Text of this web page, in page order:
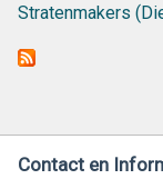
Stratenmakers
Contact en